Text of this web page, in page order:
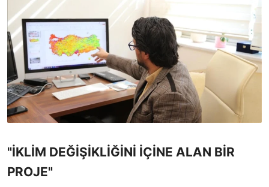
"İKLİM DEĞİŞİKLİĞİNİ İÇİNE ALAN BİR
PROJE"